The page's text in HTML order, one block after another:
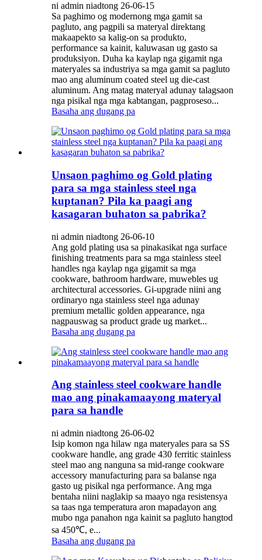
ni admin niadtong 26-06-15
Sa paghimo og modernong mga gamit sa
pagluto, ang pagpili sa materyal direktang
makaapekto sa kalig-on sa produkto,
performance sa kainit, kaluwasan ug gasto sa
produksiyon. Duha ka kaylap nga gigamit nga
materyales sa industriya sa mga gamit sa pagluto
mao ang aluminum coated steel ug die-cast
aluminum. Ang matag materyal adunay talagsaon
nga pisikal nga mga kabtangan, pagproseso...
Basaha ang dugang pa
Unsaon paghimo og Gold plating
para sa mga stainless steel nga
kuptanan? Pila ka paagi ang
kasagaran buhaton sa pabrika?
ni admin niadtong 26-06-10
Ang gold plating usa sa pinakasikat nga surface
finishing treatments para sa mga stainless steel
handles nga kaylap nga gigamit sa mga
cookware, bathroom hardware, muwebles ug
architectural accessories. Gi-upgrade niini ang
ordinaryo nga stainless steel nga adunay
premium metallic golden appearance, nga
nagpauswag sa product grade ug market...
Basaha ang dugang pa
Ang stainless steel cookware handle
mao ang pinakamaayong materyal
para sa handle
ni admin niadtong 26-06-02
Isip komon nga hilaw nga materyales para sa SS
cookware handle, ang grade 430 ferritic stainless
steel mao ang nanguna sa mid-range cookware
accessory manufacturing para sa balanse nga
gasto ug pisikal nga performance. Ang mga
bentaha niini naglakip sa maayo nga resistensya
sa taas nga temperatura aron mapadayon ang
mubo nga panahon nga kainit sa pagluto hangtod
sa 450℃, e...
Basaha ang dugang pa